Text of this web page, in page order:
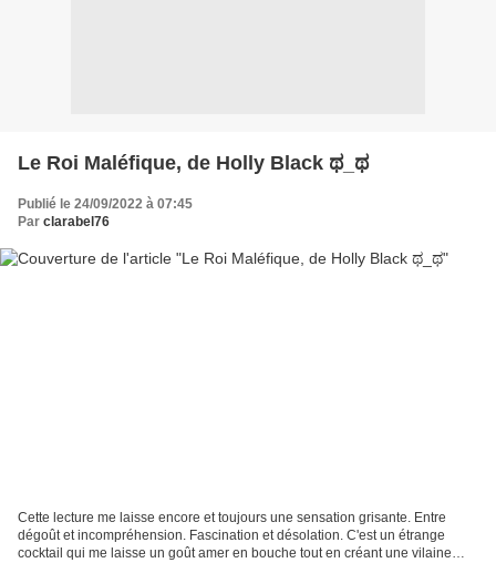
Le Roi Maléfique, de Holly Black ಥ_ಥ
Publié le 24/09/2022 à 07:45
Par clarabel76
Cette lecture me laisse encore et toujours une sensation grisante. Entre
dégoût et incompréhension. Fascination et désolation. C'est un étrange
cocktail qui me laisse un goût amer en bouche tout en créant une vilaine